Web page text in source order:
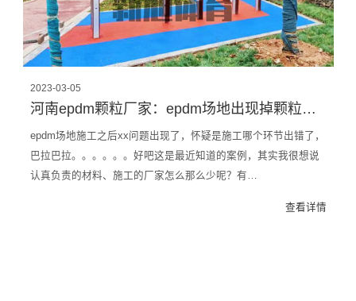
2023-03-05
河南epdm颗粒厂家：epdm场地出现掉颗粒、不固化，原因很简单！
epdm场地施工之后xx问题出现了，怀疑是施工哪个环节出错了，
巴拉巴拉。。。。。。好吧这是最近知道的案例，其实我很想说
认真负责的材料、施工的厂家怎么那么少呢？有…
查看详情